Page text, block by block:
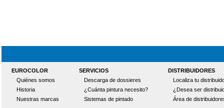
EUROCOLOR
Quiénes somos
Historia
Nuestras marcas
SERVICIOS
Descarga de dossieres
¿Cuánta pintura necesito?
Sistemas de pintado
DISTRIBUIDORES
Localiza tu
¿Desea ser
Área de